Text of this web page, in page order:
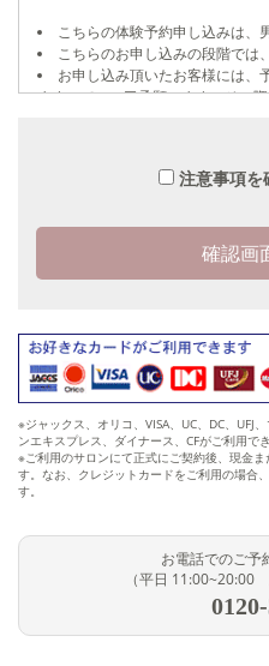
こちらの体験予約申し込みは、
こちらのお申し込みの段階では
お申し込み頂いたお客様には、
ますので、ご了承願います。その
お子様連れでのご来店はお断り
各施術コースの効果には体質的
過去の病気やケガ、手術（美容
体験後、ご契約に関するご説明
お申し込みの流れ
「お申込上の注意事項」をご確
申し込み下さい。
お電話での確認が終わりますと
個人情報の取り扱いについて
注意事項を
※ジャックス、オリコ、VISA、UC、DC、UFJ
ンエキスプレス、ダイナース、CFがご利用でき
※ご利用のサロンにて正式にご契約後、現金
す。なお、クレジットカードをご利用の場合
す。
お電話でのご予
（平日 11:00~20:00